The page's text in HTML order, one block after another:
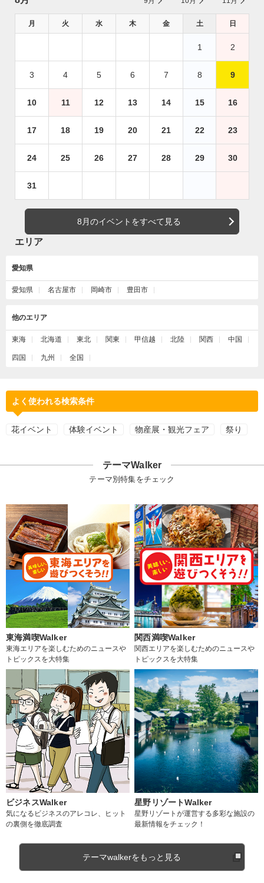
月 火 水 木 金 土 日
1 2
3 4 5 6 7 8 9
10 11 12 13 14 15 16
17 18 19 20 21 22 23
24 25 26 27 28 29 30
31
8月のイベントをすべて見る
エリア
愛知県
愛知県 名古屋市 岡崎市 豊田市
他のエリア
東海 北海道 東北 関東 甲信越 北陸 関西 中国
四国 九州 全国
よく使われる検索条件
花イベント 体験イベント 物産展・観光フェア 祭り
テーマWalker
テーマ別特集をチェック
東海満喫Walker
東海エリアを楽しむためのニュースや
トピックスを大特集
関西満喫Walker
関西エリアを楽しむためのニュースや
トピックスを大特集
ビジネスWalker
気になるビジネスのアレコレ、ヒット
の裏側を徹底調査
星野リゾートWalker
星野リゾートが運営する多彩な施設の
最新情報をチェック！
テーマwalkerをもっと見る